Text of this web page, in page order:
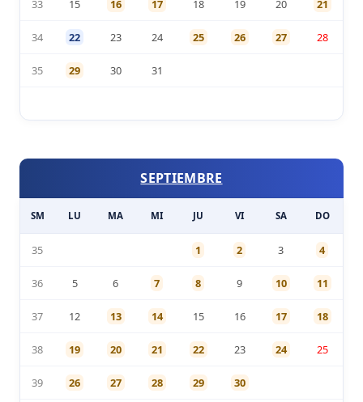
33 15 16 17 18 19 20 21
34 22 23 24 25 26 27 28
35 29 30 31
SEPTIEMBRE
SM LU MA MI JU VI SA DO
35 1 2 3 4
36 5 6 7 8 9 10 11
37 12 13 14 15 16 17 18
38 19 20 21 22 23 24 25
39 26 27 28 29 30